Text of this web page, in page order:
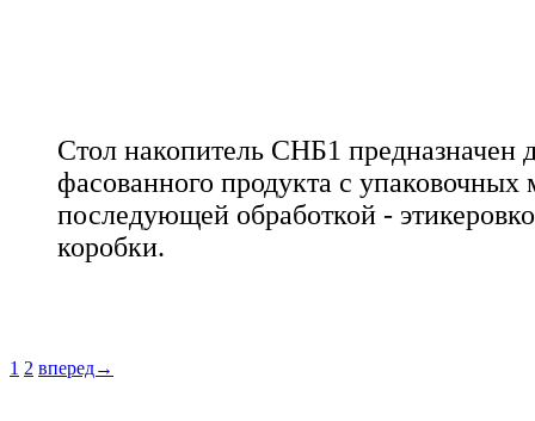
Стол накопитель СНБ1 предназначен
фасованного продукта с упаковочных
последующей обработкой -
коробки.
1 2 вперед→